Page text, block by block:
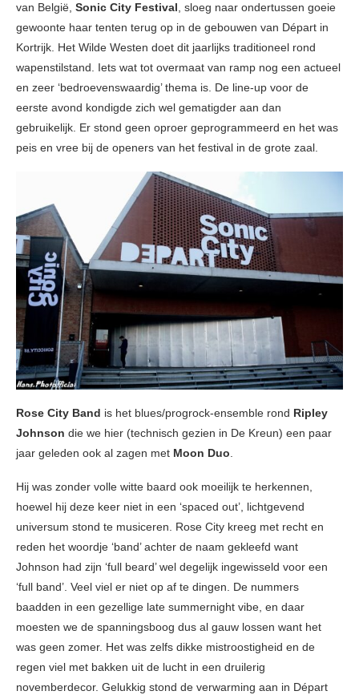
van België, Sonic City Festival, sloeg naar ondertussen goeie
gewoonte haar tenten terug op in de gebouwen van Départ in
Kortrijk. Het Wilde Westen doet dit jaarlijks traditioneel rond
wapenstilstand. Iets wat tot overmaat van ramp nog een actueel
en zeer ‘bedroevenswaardig’ thema is. De line-up voor de
eerste avond kondigde zich wel gematigder aan dan
gebruikelijk. Er stond geen oproer geprogrammeerd en het was
peis en vree bij de openers van het festival in de grote zaal.
Rose City Band is het blues/progrock-ensemble rond Ripley
Johnson die we hier (technisch gezien in De Kreun) een paar
jaar geleden ook al zagen met Moon Duo.
Hij was zonder volle witte baard ook moeilijk te herkennen,
hoewel hij deze keer niet in een ‘spaced out’, lichtgevend
universum stond te musiceren. Rose City kreeg met recht en
reden het woordje ‘band’ achter de naam gekleefd want
Johnson had zijn ‘full beard’ wel degelijk ingewisseld voor een
‘full band’. Veel viel er niet op af te dingen. De nummers
baadden in een gezellige late summernight vibe, en daar
moesten we de spanningsboog dus al gauw lossen want het
was geen zomer. Het was zelfs dikke mistroostigheid en de
regen viel met bakken uit de lucht in een druilerig
novemberdecor. Gelukkig stond de verwarming aan in Départ